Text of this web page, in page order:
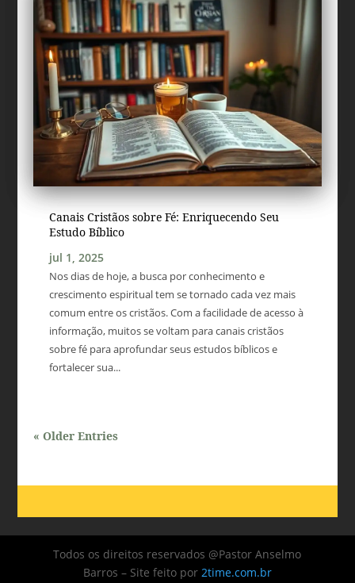
Canais Cristãos sobre Fé: Enriquecendo Seu
Estudo Bíblico
jul 1, 2025
Nos dias de hoje, a busca por conhecimento e
crescimento espiritual tem se tornado cada vez mais
comum entre os cristãos. Com a facilidade de acesso à
informação, muitos se voltam para canais cristãos
sobre fé para aprofundar seus estudos bíblicos e
fortalecer sua...
« Older Entries
Todos os direitos reservados @Pastor Anselmo
Barros – Site feito por 2time.com.br